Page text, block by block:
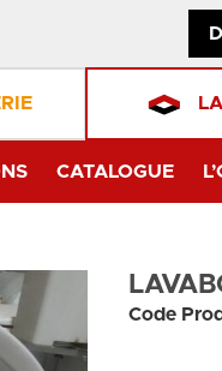
CATALOGUE
Code